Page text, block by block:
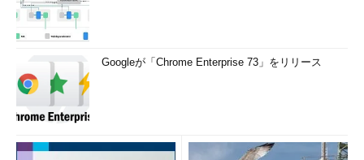
Googleが「Chrome Enterprise 73」をリリース